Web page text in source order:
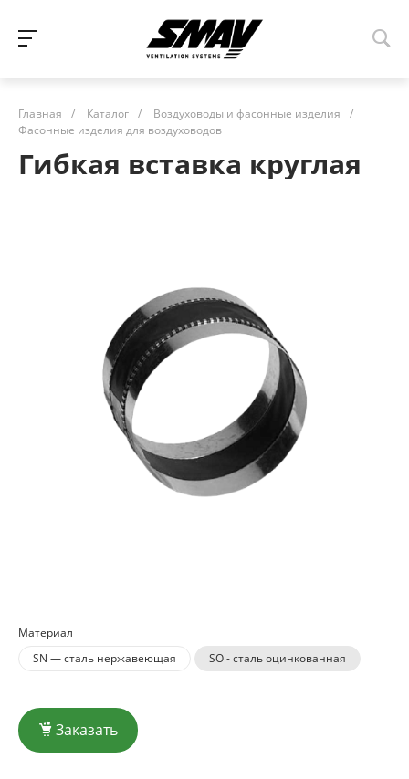
Главная / Каталог / Воздуховоды и фасонные изделия
/
Фасонные изделия для воздуховодов
Гибкая вставка круглая
Материал
SN — сталь нержавеющая
SO - сталь оцинкованная
Заказать